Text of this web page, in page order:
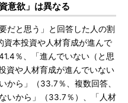
意欲」は異なる
だと思う」と回答した人の割
資本投資や人材育成が進んで
％、「進んでいない（と思
資や人材育成が進んでいない
から」（33.7％、複数回答、
いから」（33.7％）、「人材